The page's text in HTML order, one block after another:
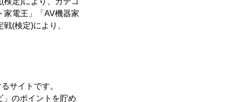
家電王」「AV機器家
(検定)により、
サイトです。
のポイントを貯め